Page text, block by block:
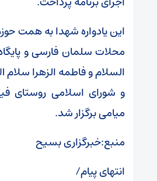
این یادواره شهدا به همت
محلات سلمان فارسی و
السلام و فاطمه الزهرا سلام
و شورای اسلامی روستای
میامی برگزار شد.
منبع:خبرگزاری بسیح
انتهای پیام/